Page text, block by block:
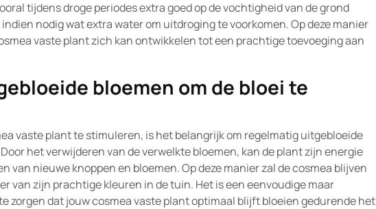
tijdens droge periodes extra goed op de vochtigheid van de grond
nodig wat extra water om uitdroging te voorkomen. Op deze manier
vaste plant zich kan ontwikkelen tot een prachtige toevoeging aan
bloemen om de bloei te
vaste plant te stimuleren, is het belangrijk om regelmatig uitgebloeide
het verwijderen van de verwelkte bloemen, kan de plant zijn energie
van nieuwe knoppen en bloemen. Op deze manier zal de cosmea blijven
van zijn prachtige kleuren in de tuin. Het is een eenvoudige maar
zorgen dat jouw cosmea vaste plant optimaal blijft bloeien gedurende het